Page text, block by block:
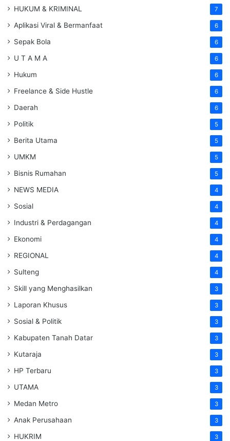
HUKUM & KRIMINAL 7
Aplikasi Viral & Bermanfaat 6
Sepak Bola 6
U T A M A 6
Hukum 6
Freelance & Side Hustle 6
Daerah 6
Politik 5
Berita Utama 5
UMKM 5
Bisnis Rumahan 5
NEWS MEDIA 4
Sosial 4
Industri & Perdagangan 4
Ekonomi 4
REGIONAL 4
Sulteng 4
Skill yang Menghasilkan 3
Laporan Khusus 3
Sosial & Politik 3
Kabupaten Tanah Datar 3
Kutaraja 3
HP Terbaru 3
UTAMA 3
Medan Metro 3
Anak Perusahaan 3
HUKRIM 3